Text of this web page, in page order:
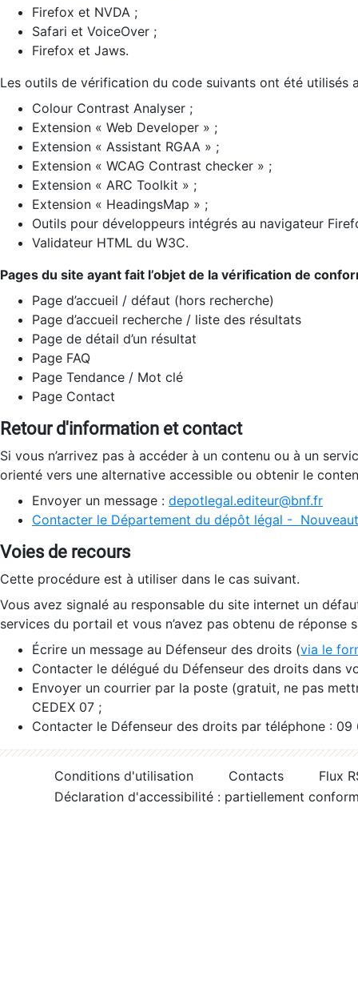
Firefox et NVDA ;
Safari et VoiceOver ;
Firefox et Jaws.
Les outils de vérification du code suivants ont été utilisés
Colour Contrast Analyser ;
Extension « Web Developer » ;
Extension « Assistant RGAA » ;
Extension « WCAG Contrast checker » ;
Extension « ARC Toolkit » ;
Extension « HeadingsMap » ;
Outils pour développeurs intégrés au navigateur
Validateur HTML du W3C.
Pages du site ayant fait l’objet de la vérification de
Page d’accueil / défaut (hors recherche)
Page d’accueil recherche / liste des résultats
Page de détail d’un résultat
Page FAQ
Page Tendance / Mot clé
Page Contact
Retour d'information et contact
Si vous n’arrivez pas à accéder à un contenu ou à un
orienté vers une alternative accessible ou obtenir le
Envoyer un message : depotlegal.editeur@bnf.fr
Contacter le Département du dépôt légal -
Voies de recours
Cette procédure est à utiliser dans le cas suivant.
Vous avez signalé au responsable du site internet un
services du portail et vous n’avez pas obtenu de réponse
Écrire un message au Défenseur des droits (via le
Contacter le délégué du Défenseur des droits dans
Envoyer un courrier par la poste (gratuit, ne pas
CEDEX 07 ;
Contacter le Défenseur des droits par téléphone :
Conditions d'utilisation Contacts
Flux
Déclaration d'accessibilité : partiellement